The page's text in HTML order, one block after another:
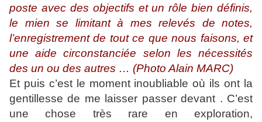
poste avec des objectifs et un rôle bien définis,
le mien se limitant à mes relevés de notes,
l’enregistrement de tout ce que nous faisons, et
une aide circonstanciée selon les nécessités
des un ou des autres … (Photo Alain MARC)
Et puis c’est le moment inoubliable où ils ont la
gentillesse de me laisser passer devant . C’est
une chose très rare en exploration,